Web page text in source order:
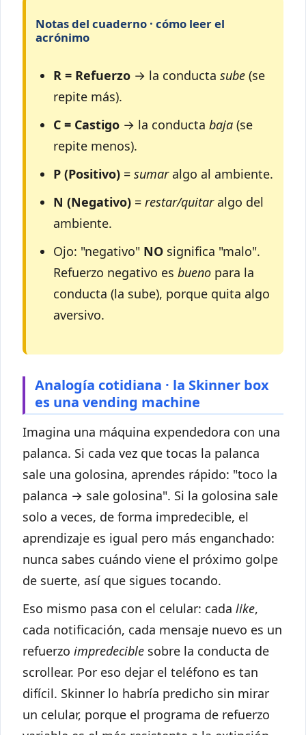
Notas del cuaderno · cómo leer el
acrónimo
R = Refuerzo → la conducta sube (se
repite más).
C = Castigo → la conducta baja (se
repite menos).
P (Positivo) = sumaralgo al ambiente.
N (Negativo) = restar/quitaralgo del
ambiente.
Ojo: "negativo" NO significa "malo".
Refuerzo negativo es bueno para la
conducta (la sube), porque quita algo
aversivo.
Analogía cotidiana · la Skinner box
es una vending machine
Imagina una máquina expendedora con una
palanca. Si cada vez que tocas la palanca
sale una golosina, aprendes rápido: "toco la
palanca → sale golosina". Si la golosina sale
solo a veces, de forma impredecible, el
aprendizaje es igual pero más enganchado:
nunca sabes cuándo viene el próximo golpe
de suerte, así que sigues tocando.
Eso mismo pasa con el celular: cada like,
cada notificación, cada mensaje nuevo es un
refuerzo impredecible sobre la conducta de
scrollear. Por eso dejar el teléfono es tan
difícil. Skinner lo habría predicho sin mirar
un celular, porque el programa de refuerzo